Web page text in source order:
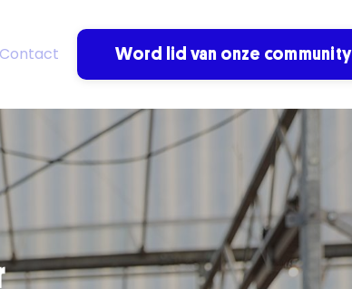
Contact Word lid van onze community